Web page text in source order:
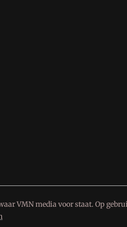
VMN media voor staat. Op